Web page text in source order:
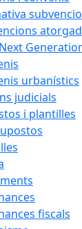
urbanístics
judicials
i plantilles
fiscals